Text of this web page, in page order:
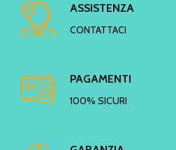
ASSISTENZA
CONTATTACI
PAGAMENTI
100% SICURI